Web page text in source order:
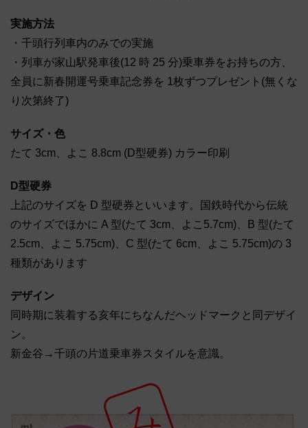
実施方法
・千頭行列車内のみでの実施
・列車が家山駅発車後(12 時 25 分)乗車券をお持ちの方、
全員に新春開運号乗車記念券を 1枚ずつプレゼント(無くな
り次第終了)
サイズ・色
たて 3cm、よこ 8.8cm (D型硬券) カラー印刷
D型硬券
上記のサイズを D 型硬券といいます。国鉄時代から伝統
のサイズでほかに A 型(たて 3cm、よこ5.7cm)、B 型(たて
2.5cm、よこ 5.75cm)、C 型(たて 6cm、よこ 5.75cm)の 3
種類があります
デザイン
同時期に装着する亥年にちなんだヘッドマークと同デザイ
ン。
新金谷→千頭の片道乗車券スタイルを意識。